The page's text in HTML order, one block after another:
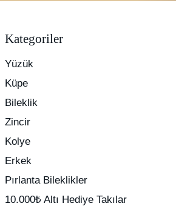
Kategoriler
Yüzük
Küpe
Bileklik
Zincir
Kolye
Erkek
Pırlanta Bileklikler
10.000₺ Altı Hediye Takılar